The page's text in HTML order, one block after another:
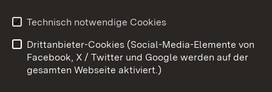
Barrierefreiheit
Impressum Cookies
Technisch notwendige Cookies
Drittanbieter-Cookies (Social-Media-Elemente von
Facebook, X / Twitter und Google werden auf der
gesamten Webseite aktiviert.)